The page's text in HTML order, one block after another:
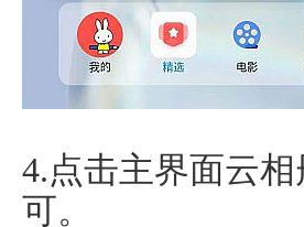
4.点击主界面云
可。